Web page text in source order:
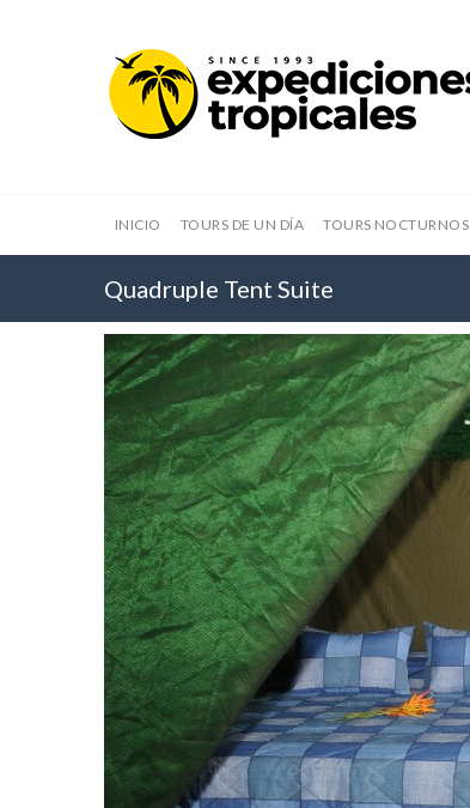
INICIO TOURS DE UN DÍA TOURS NOCTURNOS
Quadruple Tent Suite